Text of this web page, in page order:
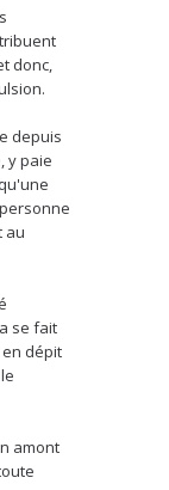
donc,
depuis
y paie
au
se fait
dépit
amont